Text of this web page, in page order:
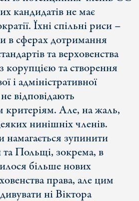
кандидатів не має
Їхні спільні риси –
в сферах дотримання
та верховенства
корупцією та створення
і адміністративної
відповідають
критеріям. Але, на жаль,
нинішніх членів.
зупинити
Польщі, зокрема, в
більше нових
права, але цим
ні Віктора